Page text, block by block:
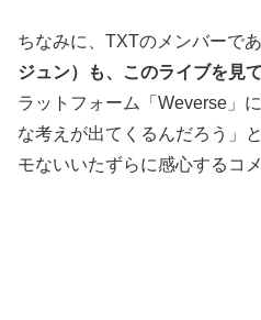
ちなみに、TXTのメンバーで
ジュン）も、このライブを見
ラットフォーム「Weverse」
な考えが出てくるんだろう」
モないいたずらに感心するコ